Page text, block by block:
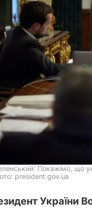
Покажімо, що
president.gov.ua
України